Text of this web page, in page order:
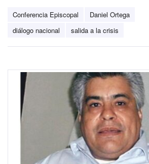
Conferencia Episcopal
Daniel Ortega
diálogo nacional
salida a la crisis